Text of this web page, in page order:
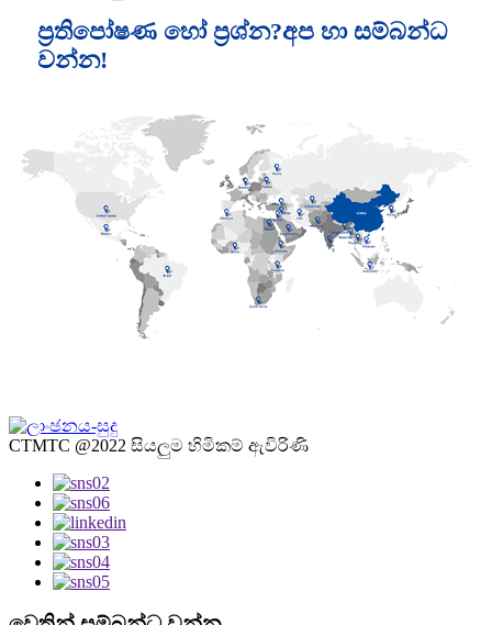
ප්‍රතිපෝෂණ හෝ ප්‍රශ්න?අප හා සම්බන්ධ
වන්න!
CTMTC @2022 සියලුම හිමිකම් ඇවිරිණි